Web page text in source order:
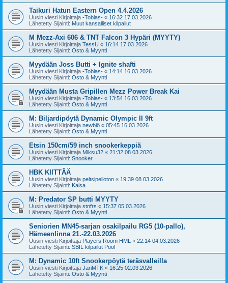
Taikuri Hatun Eastern Open 4.4.2026
Uusin viesti Kirjoittaja -Tobias- « 16:32 17.03.2026
Lähetetty Sijainti: Muut kansalliset kilpailut
M Mezz-Axi 606 & TNT Falcon 3 Hypäri (MYYTY)
Uusin viesti Kirjoittaja TessU « 16:14 17.03.2026
Lähetetty Sijainti: Osto & Myynti
Myydään Joss Butti + Ignite shafti
Uusin viesti Kirjoittaja -Tobias- « 14:14 16.03.2026
Lähetetty Sijainti: Osto & Myynti
Myydään Musta Gripillen Mezz Power Break Kai
Uusin viesti Kirjoittaja -Tobias- « 13:54 16.03.2026
Lähetetty Sijainti: Osto & Myynti
M: Biljardipöytä Dynamic Olympic II 9ft
Uusin viesti Kirjoittaja newbiö « 05:45 16.03.2026
Lähetetty Sijainti: Osto & Myynti
Etsin 150cm/59 inch snookerkeppiä
Uusin viesti Kirjoittaja Miksu32 « 21:32 08.03.2026
Lähetetty Sijainti: Snooker
HBK KIITTÄÄ
Uusin viesti Kirjoittaja peltsipelloton « 19:39 08.03.2026
Lähetetty Sijainti: Kaisa
M: Predator SP butti MYYTY
Uusin viesti Kirjoittaja stnfrs « 15:37 05.03.2026
Lähetetty Sijainti: Osto & Myynti
Seniorien MN45-sarjan osakilpailu RG5 (10-pallo),
Hämeenlinna 21.-22.03.2026
Uusin viesti Kirjoittaja Players Room HML « 22:14 04.03.2026
Lähetetty Sijainti: SBIL kilpailut Pool
M: Dynamic 10ft Snookerpöytä teräsvalleilla
Uusin viesti Kirjoittaja JariMTK « 16:25 02.03.2026
Lähetetty Sijainti: Osto & Myynti